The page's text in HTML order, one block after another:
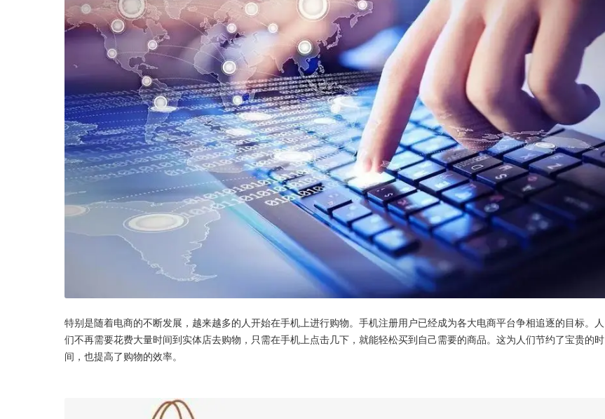
特别是随着电商的不断发展，越来越多的人开始在手机上进行购物。手机注册用户已经成为各大电商平台争相追逐的目标。人
们不再需要花费大量时间到实体店去购物，只需在手机上点击几下，就能轻松买到自己需要的商品。这为人们节约了宝贵的时
间，也提高了购物的效率。